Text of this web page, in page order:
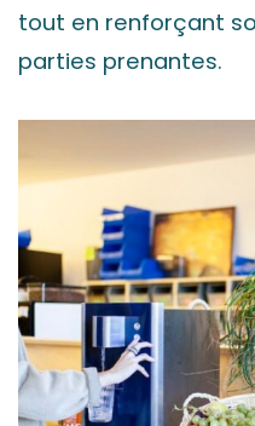
tout en renforçant
parties prenantes.